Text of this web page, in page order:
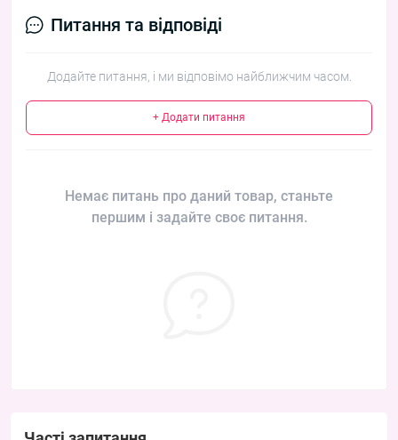
Питання та відповіді
Додайте питання, і ми відповімо найближчим часом.
+ Додати питання
Немає питань про даний товар, станьте
першим і задайте своє питання.